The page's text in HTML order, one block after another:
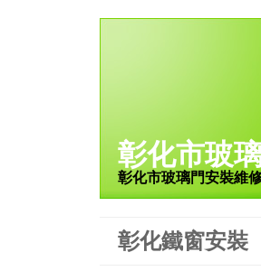
彰化市玻
彰化市玻璃門安裝維
彰化鐵窗安裝